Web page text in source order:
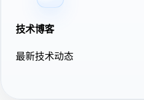
技术博客
最新技术动态